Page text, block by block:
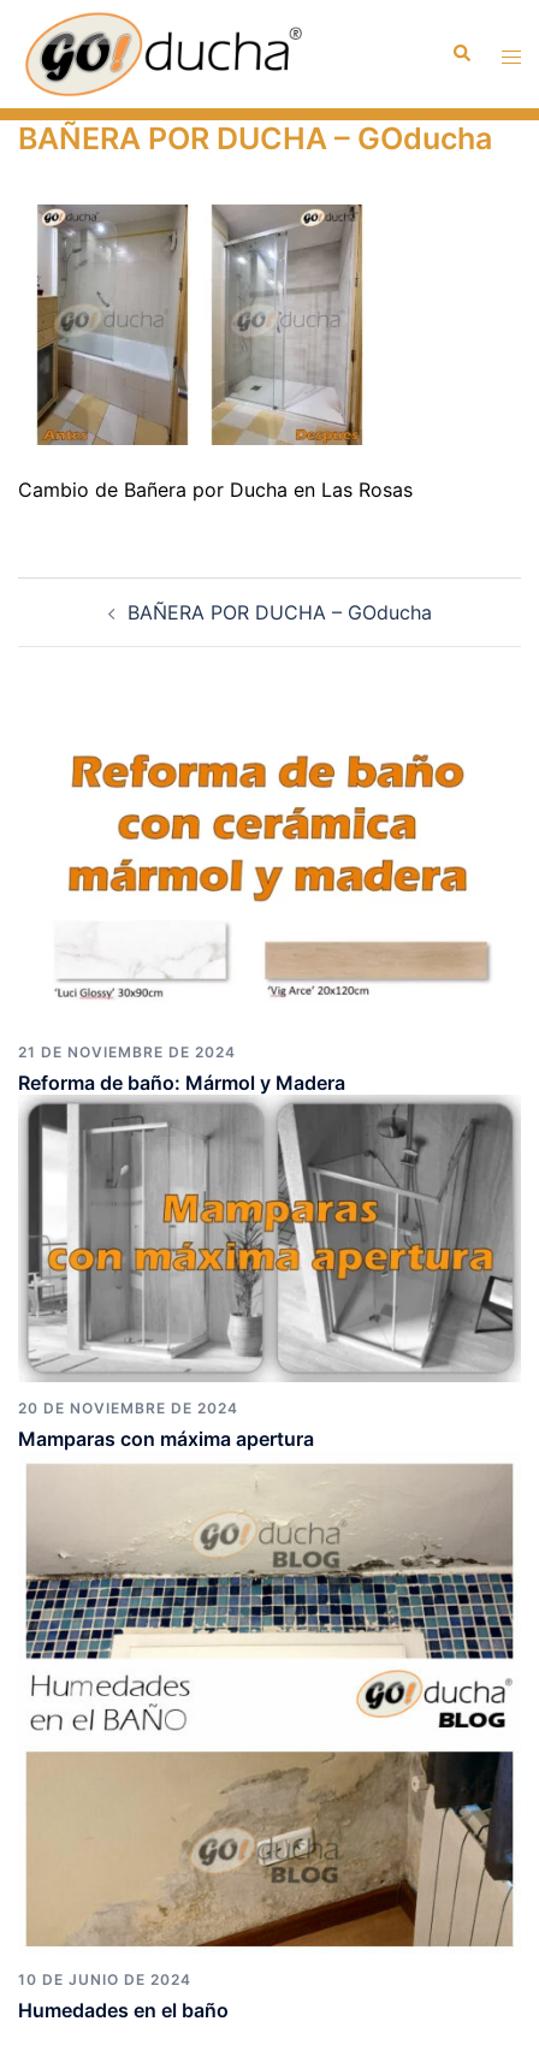
contenido
Buscar
BAÑERA POR DUCHA – GOducha
Cambio de Bañera por Ducha en Las Rosas
Navegación
BAÑERA POR DUCHA – GOducha
21 DE NOVIEMBRE DE 2024
Reforma de baño: Mármol y Madera
20 DE NOVIEMBRE DE 2024
Mamparas con máxima apertura
10 DE JUNIO DE 2024
Humedades en el baño